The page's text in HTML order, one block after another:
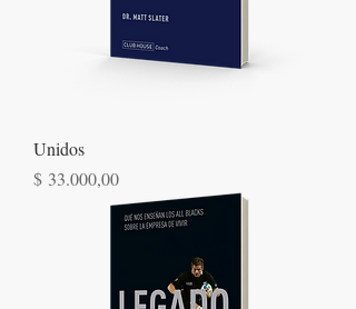
Unidos
Precio
$ 33.000,00